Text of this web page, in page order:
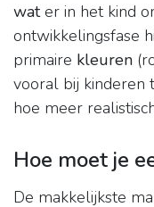
water in het kind
ontwikkelingsfase
primaire kleuren
vooral bij kinderen
hoe meer
Hoe moet je
De makkelijkste